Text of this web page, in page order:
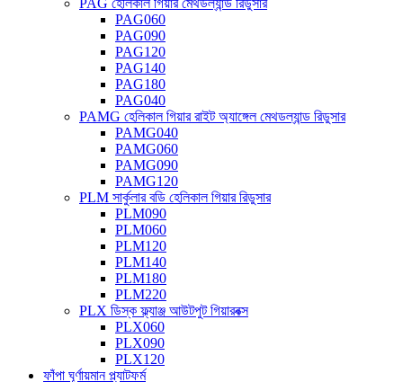
PAG060
PAG090
PAG120
PAG140
PAG180
PAG040
PAMG হেলিকাল গিয়ার রাইট অ্যাঙ্গেল মেথডল্যান্ড রিডুসার
PAMG040
PAMG060
PAMG090
PAMG120
PLM সার্কুলার বডি হেলিকাল গিয়ার রিডুসার
PLM090
PLM060
PLM120
PLM140
PLM180
PLM220
PLX ডিস্ক ফ্ল্যাঞ্জ আউটপুট গিয়ারবক্স
PLX060
PLX090
PLX120
ফাঁপা ঘূর্ণায়মান প্ল্যাটফর্ম